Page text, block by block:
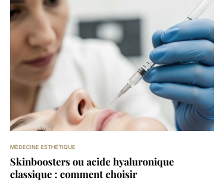
MÉDECINE ESTHÉTIQUE
Skinboosters ou acide hyaluronique
classique : comment choisir